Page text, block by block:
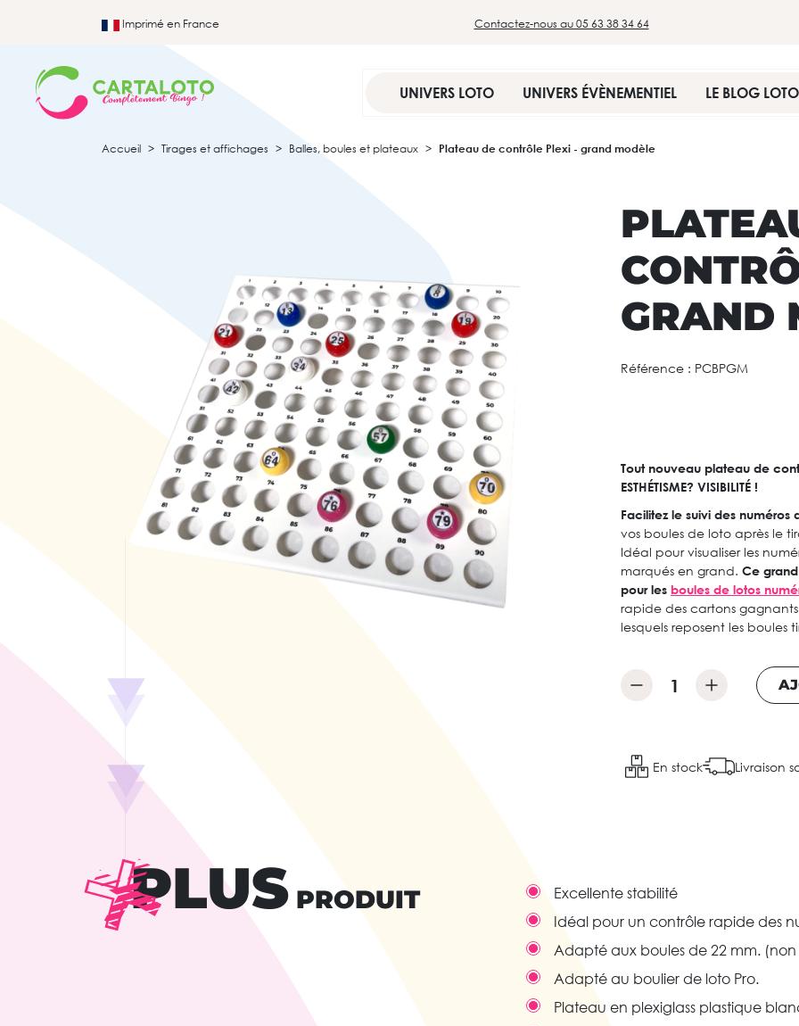
Imprimé en France Contactez-nous au 05 63 38 34 64
UNIVERS LOTO UNIVERS ÉVÈNEMENTIEL LE BLOG LOTO
Accueil Tirages et affichages Balles, boules et plateaux Plateau de contrôle Plexi - grand modèle
GRAND
Référence : PCBPGM
Tout nouveau plateau de
ESTHÉTISME? VISIBILITÉ !
Facilitez le suivi des
vos boules de loto après le
Idéal pour visualiser les
marqués en grand. Ce
pour les boules de lotos
rapide des cartons
lesquels reposent les boules
En stock Livraison
PLUS PRODUIT
Excellente stabilité
Idéal pour un contrôle rapide des
Adapté aux boules de 22 mm. (non
Adapté au boulier de loto Pro.
Plateau en plexiglass plastique